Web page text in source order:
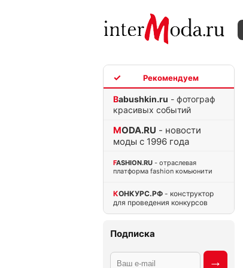
Babushkin.ru - фотограф
красивых событий
MODA.RU - новости
моды с 1996 года
FASHION.RU - отраслевая
платформа fashion комьюнити
КОНКУРС.РФ - конструктор
для проведения конкурсов
Подписка